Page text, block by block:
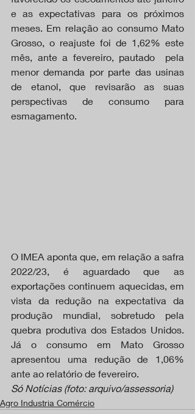
e as expectativas para os próximos
meses. Em relação ao consumo Mato
Grosso, o reajuste foi de 1,62% este
mês, ante a fevereiro, pautado  pela
menor demanda por parte das usinas
de etanol, que revisarão as suas
perspectivas de consumo para
esmagamento.
O IMEA aponta que, em relação a safra
2022/23, é aguardado que as
exportações continuem aquecidas, em
vista da redução na expectativa da
produção mundial, sobretudo pela
quebra produtiva dos Estados Unidos.
Já o consumo em Mato Grosso
apresentou uma redução de 1,06%
ante ao relatório de fevereiro.
Só Notícias (foto: arquivo/assessoria)
Agro Industria Comércio